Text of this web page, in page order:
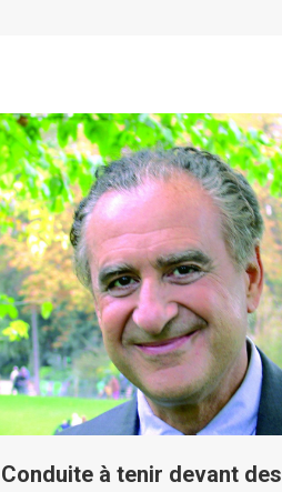
Conduite à tenir devant des